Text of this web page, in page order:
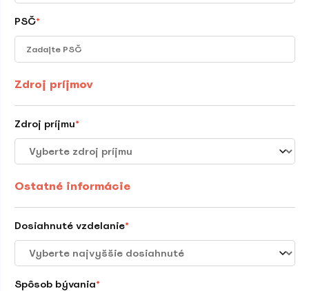
PSČ*
Zdroj príjmov
Zdroj príjmu*
Ostatné informácie
Dosiahnuté vzdelanie*
Spôsob bývania*